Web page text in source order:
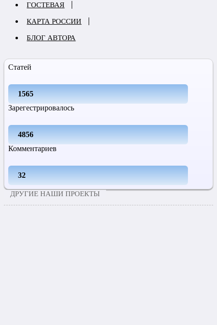
ГОСТЕВАЯ
КАРТА РОССИИ
БЛОГ АВТОРА
Статей
1565
Зарегестрировалось
4856
Комментариев
32
ДРУГИЕ НАШИ ПРОЕКТЫ